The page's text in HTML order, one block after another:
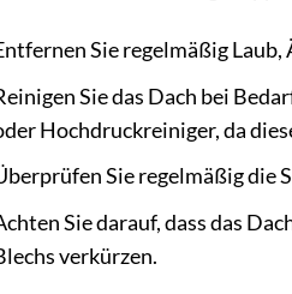
Sie regelmäßig
Sie das Dach bei
Hochdruckreiniger, da
Sie regelmäßig die
Sie darauf, dass das
verkürzen.